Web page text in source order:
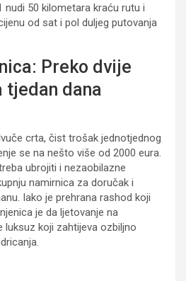
nudi 50 kilometara kraću rutu i
od sat i pol duljeg putovanja
Preko dvije
tjedan dana
crta, čist trošak jednotjednog
se na nešto više od 2000 eura.
ubrojiti i nezaobilazne
namirnica za doručak i
Iako je prehrana rashod koji
je da ljetovanje na
koji zahtijeva ozbiljno